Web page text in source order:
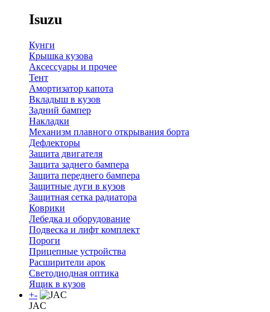
Isuzu
Кунги
Крышка кузова
Аксессуары и прочее
Тент
Амортизатор капота
Вкладыш в кузов
Задний бампер
Накладки
Механизм плавного открывания борта
Дефлекторы
Защита двигателя
Защита заднего бампера
Защита переднего бампера
Защитные дуги в кузов
Защитная сетка радиатора
Коврики
Лебедка и оборудование
Подвеска и лифт комплект
Пороги
Прицепные устройства
Расширители арок
Светодиодная оптика
Ящик в кузов
+-
JAC